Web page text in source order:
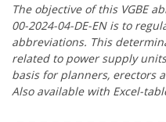
The objective of this VGBE
00-2024-04-DE-EN is to
abbreviations. This
related to power supply
basis for planners, erectors
Also available with Excel-